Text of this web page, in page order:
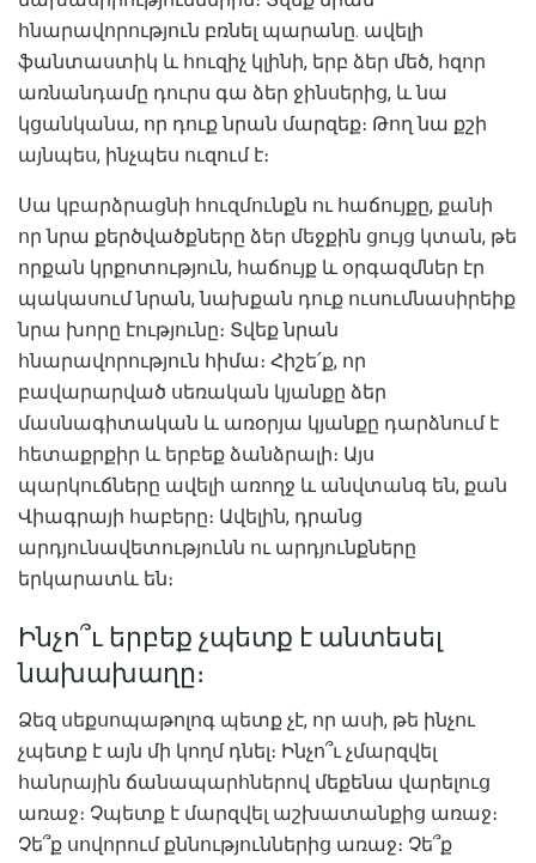
հնարավորություն բռնել պարանը. ավելի
ֆանտաստիկ և հուզիչ կլինի, երբ ձեր մեծ, հզոր
առնանդամը դուրս գա ձեր ջինսերից, և նա
կցանկանա, որ դուք նրան մարզեք։ Թող նա քշի
այնպես, ինչպես ուզում է։
Սա կբարձրացնի հուզմունքն ու հաճույքը, քանի
որ նրա քերծվածքները ձեր մեջքին ցույց կտան, թե
որքան կրքոտություն, հաճույք և օրգազմներ էր
պակասում նրան, նախքան դուք ուսումնասիրեիք
նրա խորը էությունը։ Տվեք նրան
հնարավորություն հիմա։ Հիշե՛ք, որ
բավարարված սեռական կյանքը ձեր
մասնագիտական ​​և առօրյա կյանքը դարձնում է
հետաքրքիր և երբեք ձանձրալի։ Այս
պարկուճները ավելի առողջ և անվտանգ են, քան
Վիագրայի հաբերը։ Ավելին, դրանց
արդյունավետությունն ու արդյունքները
երկարատև են։
Ինչո՞ւ երբեք չպետք է անտեսել
նախախաղը։
Ձեզ սեքսոպաթոլոգ պետք չէ, որ ասի, թե ինչու
չպետք է այն մի կողմ դնել։ Ինչո՞ւ չմարզվել
հանրային ճանապարհներով մեքենա վարելուց
առաջ։ Չպետք է մարզվել աշխատանքից առաջ։
Չե՞ք սովորում քննություններից առաջ։ Չե՞ք